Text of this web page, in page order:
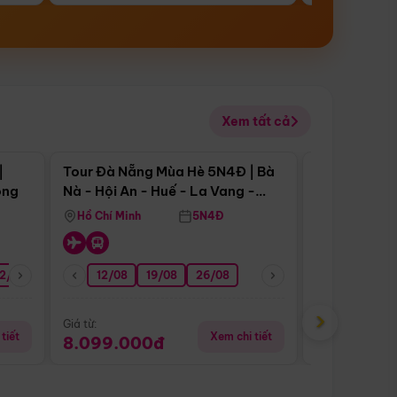
Xem tất cả
08 26/08 05/09 09/09 12/09
tiết
Điểm nổi bật
Tour Đà Nẵng Mùa Hè 5N4Đ | Bà
Nà - Hội An - Huế - La Vang -
Động Thiên Đường
Hồ Chí Minh 5N4Đ
12/08 19/08 26/08
Giá từ:
8.099.000đ Xem chi tiết
Giá từ:
›